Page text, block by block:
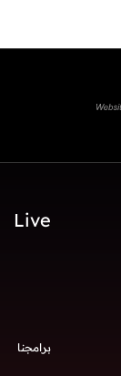
Live
برامجنا